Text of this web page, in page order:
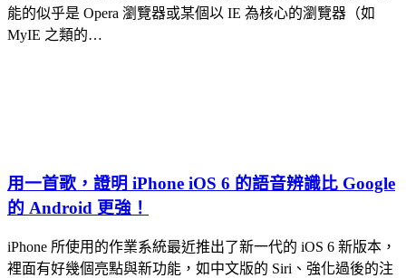
能的似乎是 Opera 瀏覽器或某個以 IE 為核心的瀏覽器（如
MyIE 之類的…
用一首歌，證明 iPhone iOS 6 的語音辨識比 Google
的 Android 更強！
iPhone 所使用的作業系統最近推出了新一代的 iOS 6 新版本，
裡面有好幾個亮點與新功能，如中文版的 Siri、強化過後的注